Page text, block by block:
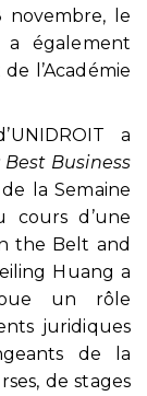
novembre, le
a également
l’Académie
a
Best Business
la Semaine
cours d’une
the Belt and
Huang a
un rôle
juridiques
de la
de stages